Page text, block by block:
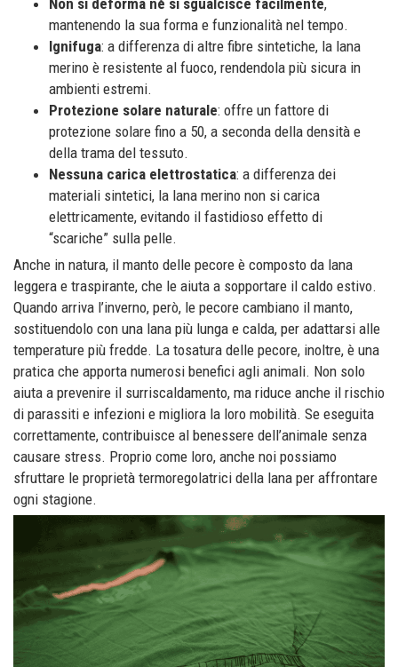
mantenendo la sua forma e funzionalità nel tempo.
Ignifuga: a differenza di altre fibre sintetiche, la lana
merino è resistente al fuoco, rendendola più sicura in
ambienti estremi.
Protezione solare naturale: offre un fattore di
protezione solare fino a 50, a seconda della densità e
della trama del tessuto.
Nessuna carica elettrostatica: a differenza dei
materiali sintetici, la lana merino non si carica
elettricamente, evitando il fastidioso effetto di
“scariche” sulla pelle.
Anche in natura, il manto delle pecore è composto da lana
leggera e traspirante, che le aiuta a sopportare il caldo estivo.
Quando arriva l’inverno, però, le pecore cambiano il manto,
sostituendolo con una lana più lunga e calda, per adattarsi alle
temperature più fredde. La tosatura delle pecore, inoltre, è una
pratica che apporta numerosi benefici agli animali. Non solo
aiuta a prevenire il surriscaldamento, ma riduce anche il rischio
di parassiti e infezioni e migliora la loro mobilità. Se eseguita
correttamente, contribuisce al benessere dell’animale senza
causare stress. Proprio come loro, anche noi possiamo
sfruttare le proprietà termoregolatrici della lana per affrontare
ogni stagione.